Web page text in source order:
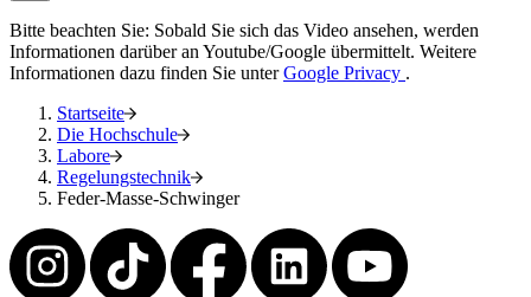
Bitte beachten Sie: Sobald Sie sich das Video ansehen, werden
Informationen darüber an Youtube/Google übermittelt. Weitere
Informationen dazu finden Sie unterGoogle Privacy .
Startseite
Die Hochschule
Labore
Regelungstechnik
Feder-Masse-Schwinger